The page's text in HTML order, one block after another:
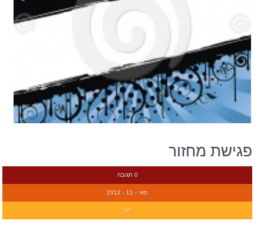
פגישת מחזור
0 תגובה
מאי - 11 - 2012
חני